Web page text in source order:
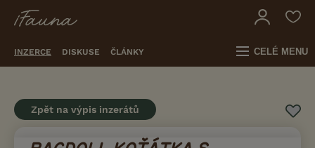
INZERCE DISKUSE ČLÁNKY CELÉ MENU
Zpět na výpis inzerátů